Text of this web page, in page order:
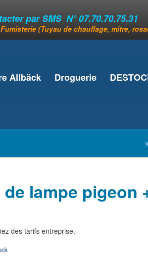
par SMS N° 07.70.70.75.31
(Tuyau de chauffage, mitre,
Allbäck Droguerie
lampe pigeon
des tarifs entreprise.